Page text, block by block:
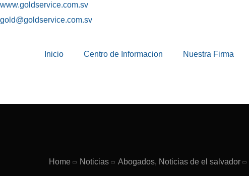
www.goldservice.com.sv
gold@goldservice.com.sv
Inicio Centro de Informacion Nuestra Firma
Home Noticias Abogados, Noticias de el salvador